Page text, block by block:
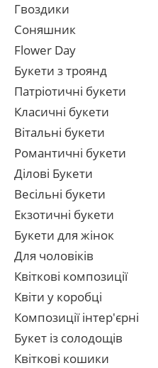
Гвоздики
Соняшник
Flower Day
Букети з троянд
Патріотичні букети
Класичні букети
Вітальні букети
Романтичні букети
Ділові Букети
Весільні букети
Екзотичні букети
Букети для жінок
Для чоловіків
Квіткові композиції
Квіти у коробці
Композиції інтер'єрні
Букет із солодощів
Квіткові кошики